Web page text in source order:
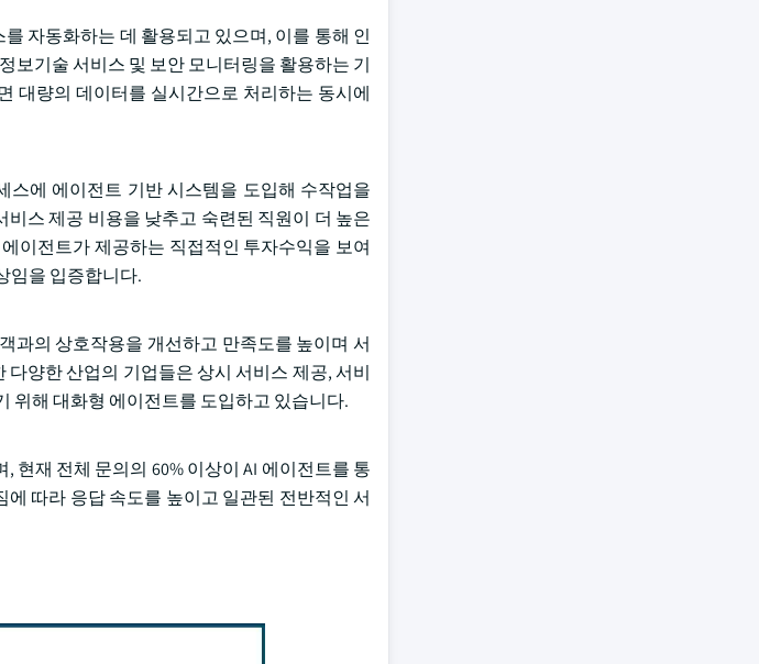
자동화하는 데 활용되고 있으며, 이를 통해 인
보기술 서비스 및 보안 모니터링을 활용하는 기
대량의 데이터를 실시간으로 처리하는 동시에
스에 에이전트 기반 시스템을 도입해 수작업을
스 제공 비용을 낮추고 숙련된 직원이 더 높은
이전트가 제공하는 직접적인 투자수익을 보여
임을 입증합니다.
과의 상호작용을 개선하고 만족도를 높이며 서
양한 산업의 기업들은 상시 서비스 제공, 서비
위해 대화형 에이전트를 도입하고 있습니다.
현재 전체 문의의 60% 이상이 AI 에이전트를 통
따라 응답 속도를 높이고 일관된 전반적인 서